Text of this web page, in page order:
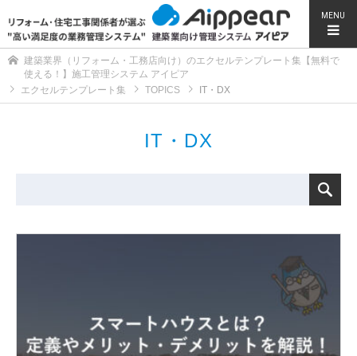
MENU
建築業界（リフォーム・工務店向け）のエクセルテンプレート集【無料で
使える！】施工管理システム アイピア
エクセルテンプレート集
TOPICS IT・DX
IT・DX